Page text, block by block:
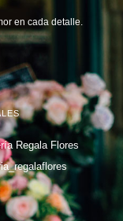
Regala Flores
en cada detalle.